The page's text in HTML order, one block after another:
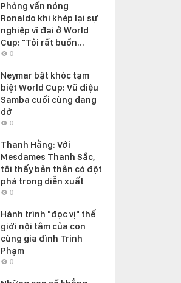
Phỏng vấn nóng
Ronaldo khi khép lại sự
nghiệp vĩ đại ở World
Cup: "Tôi rất buồn...
0
Neymar bật khóc tạm
biệt World Cup: Vũ điệu
Samba cuối cùng dang
dở
0
Thanh Hằng: Với
Mesdames Thanh Sắc,
tôi thấy bản thân có đột
phá trong diễn xuất
0
Hành trình "đọc vị" thế
giới nội tâm của con
cùng gia đình Trinh
Phạm
0